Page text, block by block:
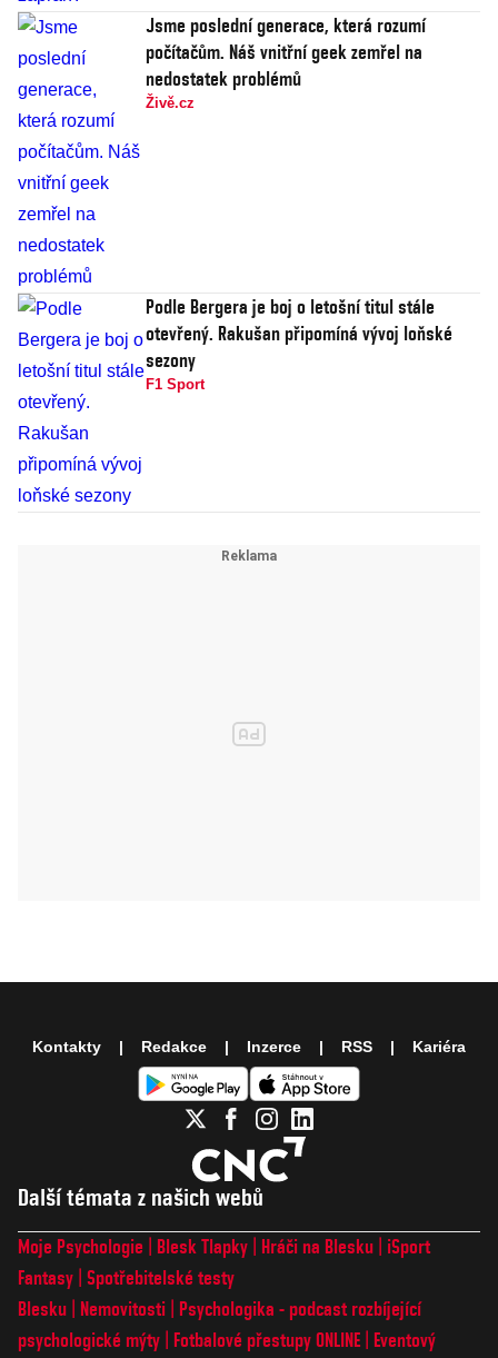
Jsme poslední generace, která rozumí
počítačům. Náš vnitřní geek zemřel na
nedostatek problémů
Živě.cz
Podle Bergera je boj o letošní titul stále
otevřený. Rakušan připomíná vývoj loňské
sezony
F1 Sport
Další témata z našich webů
Moje Psychologie Blesk Tlapky Hráči na Blesku
iSport
Fantasy Spotřebitelské testy
Blesku
Nemovitosti
Psychologika - podcast rozbíjející
psychologické mýty
Fotbalové přestupy ONLINE
Eventový
Kontakty Redakce Inzerce RSS Kariéra